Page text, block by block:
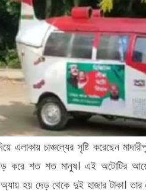
এনসিপির মঞ্চ প্রস্তুত, ক'ড়া
পদযাত্রা আজ
নতুন ইউএনও’র যোগদান, দায়িত্ব পালনে
সবার সহযোগিতা
জব্দকৃত পাথর পা'চা'র'কালে ভলগেটসহ
২কানাইঘাটে এনসিপির পদযাত্রা, আসছেন
সরকারি প্রাথমিক বিদ্যালয়ের এসএমসি
ফের হাফিজ আহমদ সুজন
ইসলামী ব্যাংকের রেমিট্যান্স গ্রাহক সমাবেশ,
অর্থ পাঠানোর আহ্বান
প্রশাসনের নজরদারির মাঝেও চলছে জব্দ
লুট
এলাকায় চাঞ্চল্যের সৃষ্টি করেছেন
করে শত শত মানুষ। এই অটোটির
হয় দেড় থেকে দুই হাজার টাকা।